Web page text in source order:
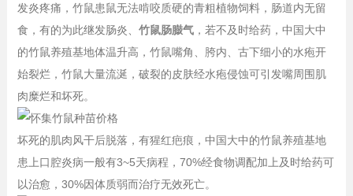
发炎疼痛，竹鼠患鼠无法啃咬质硬的青粗植物饲料，肠道内无留
食，有的为此继发肠炎、 竹鼠肠臌气，若不及时给药，中国大中
的竹鼠养殖基地体温升高，竹鼠嘴角、胯内、古下细小的水疱开
始裂烂，竹鼠大量流涎，破裂的皮肤经水疱侵蚀可引发嘴周围肌
肉糜烂和坏死。
坏死的肌肉风干后脱落，有猩红疤痕，中国大中的竹鼠养殖基地
患上口腔炎病一般有3~5天病程，70%经食物调配加上及时给药可
以治愈，30%因体质弱而治疗无效死亡。